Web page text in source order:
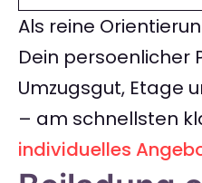
Als reine
Dein persoenlicher
Umzugsgut, Etage
– am schnellsten
individuelles